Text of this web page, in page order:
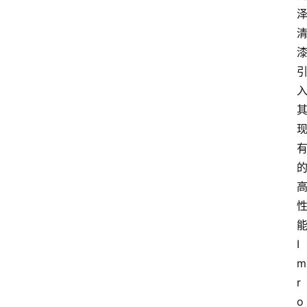
泽
清
漆
引
入
其
现
有
的
高
性
能
I
m
r
o